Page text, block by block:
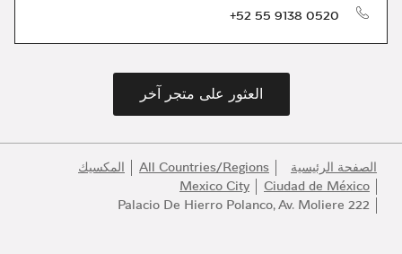
+52 55 9138 0520
العثور على متجر آخر
الصفحة الرئيسية All Countries/Regions
المكسيك
Ciudad de México
Mexico City
Palacio De Hierro Polanco, Av. Moliere 222